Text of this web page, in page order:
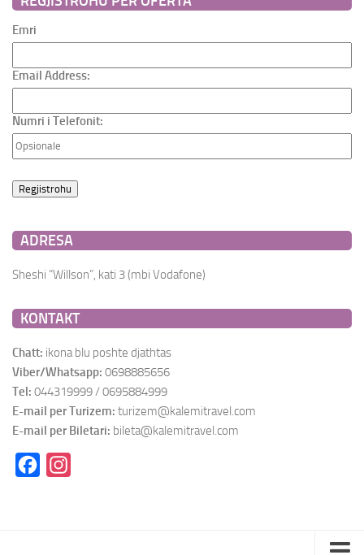
Emri
Email Address:
Numri i Telefonit:
ADRESA
Sheshi “Willson”, kati 3 (mbi Vodafone)
KONTAKT
Chatt: ikona blu poshte djathtas
Viber/Whatsapp: 0698885656
Tel: 044319999 / 0695884999
E-mail per Turizem: turizem@kalemitravel.com
E-mail per Biletari: bileta@kalemitravel.com
Facebook